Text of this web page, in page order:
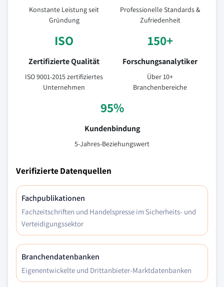
Konstante Leistung seit
Gründung
Professionelle Standards &
Zufriedenheit
ISO
Zertifizierte Qualität
ISO 9001-2015 zertifiziertes
Unternehmen
150+
Forschungsanalytiker
Über 10+
Branchenbereiche
95%
Kundenbindung
5-Jahres-Beziehungswert
Verifizierte Datenquellen
Fachpublikationen
Fachzeitschriften und Handelspresse im Sicherheits- und
Verteidigungssektor
Branchendatenbanken
Eigenentwickelte und Drittanbieter-Marktdatenbanken